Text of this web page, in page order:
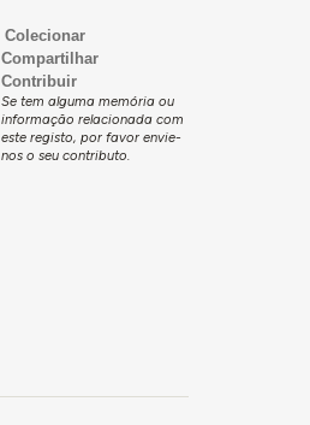
Colecionar
Compartilhar
Contribuir
Se tem alguma memória ou
informação relacionada com
este registo, por favor envie-
nos o seu contributo.